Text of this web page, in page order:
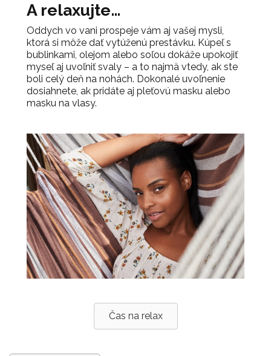
A relaxujte…
Oddych vo vani prospeje vám aj vašej mysli,
ktorá si môže dať vytúženú prestávku. Kúpeľ s
bublinkami, olejom alebo soľou dokáže upokojiť
myseľ aj uvoľniť svaly – a to najmä vtedy, ak ste
boli celý deň na nohách. Dokonalé uvoľnenie
dosiahnete, ak pridáte aj pleťovú masku alebo
masku na vlasy.
Čas na relax